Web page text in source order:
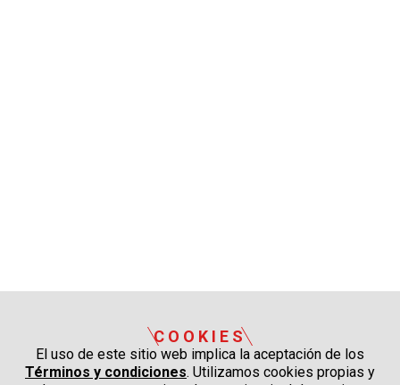
COOKIES
El uso de este sitio web implica la aceptación de los
Términos y condiciones. Utilizamos cookies propias y